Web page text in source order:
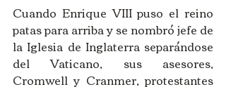
Cuando Enrique VIII puso el reino
patas para arriba y se nombró jefe de
la Iglesia de Inglaterra separándose
del Vaticano, sus asesores,
Cromwell y Cranmer, protestantes